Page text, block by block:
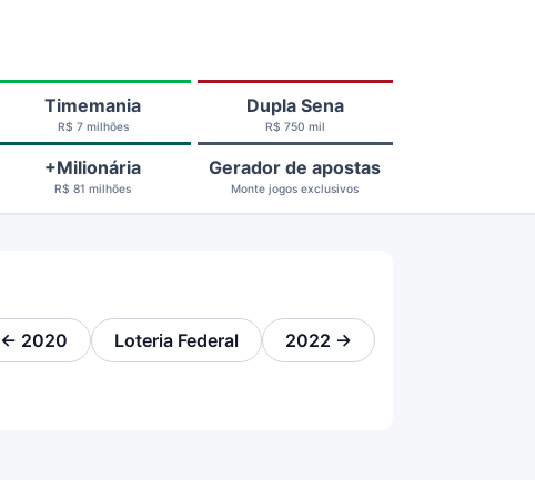
Timemania
R$ 7 milhões
Dupla Sena
R$ 750 mil
+Milionária
R$ 81 milhões
Gerador de apostas
Monte jogos exclusivos
← 2020 Loteria Federal 2022 →